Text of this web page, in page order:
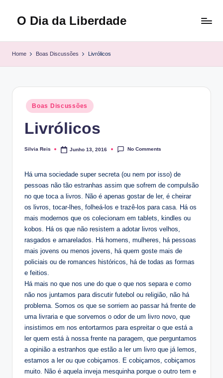
O Dia da Liberdade
Home Boas Discussões Livrólicos
Posted
in
Boas Discussões
Livrólicos
Posted
Silvia Reis Junho 13, 2016 No Comments
Há uma sociedade super secreta (ou nem por isso) de
pessoas não tão estranhas assim que sofrem de compulsão
no que toca a livros. Não é apenas gostar de ler, é cheirar
os livros, tocar-lhes, folheá-los e trazê-los para casa. Há os
mais modernos que os colecionam em tablets, kindles ou
kobos. Há os que não resistem a adotar livros velhos,
rasgados e amarelados. Há homens, mulheres, há pessoas
mais jovens ou menos jovens, há quem goste mais de
policiais ou de romances históricos, há de todas as formas
e feitios.
Há mais no que nos une do que o que nos separa e como
não nos juntamos para discutir futebol ou religião, não há
problema. Somos os que se sorriem ao passar há frente de
uma livraria e que sorvemos o odor de um livro novo, que
insistimos em nos entortarmos para espreitar o que está a
ler quem está à nossa frente na paragem, que perguntamos
a opinião a estranhos que estão a ler um livro que já lemos,
estamos a ler ou que cobiçamos. E cobiçamos, cobiçamos
muito. Não é aquela inveja mesquinha porque o outro tem e